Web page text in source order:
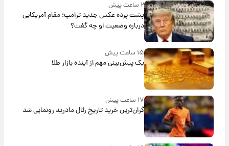
۲ ساعت پیش
پشت پرده عکس جدید ترامپ؛ مقام آمریکایی
درباره وضعیت او چه گفت؟
۱۵ ساعت پیش
یک پیش‌بینی مهم از آینده بازار طلا
۱۷ ساعت پیش
گران‌ترین خرید تاریخ رئال مادرید رونمایی شد